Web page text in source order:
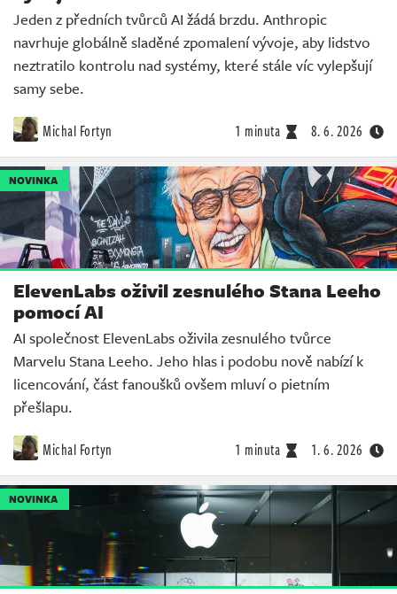
Jeden z předních tvůrců AI žádá brzdu. Anthropic
navrhuje globálně sladěné zpomalení vývoje, aby lidstvo
neztratilo kontrolu nad systémy, které stále víc vylepšují
samy sebe.
Michal Fortyn 1 minuta 8. 6. 2026
NOVINKA
ElevenLabs oživil zesnulého Stana Leeho
pomocí AI
AI společnost ElevenLabs oživila zesnulého tvůrce
Marvelu Stana Leeho. Jeho hlas i podobu nově nabízí k
licencování, část fanoušků ovšem mluví o pietním
přešlapu.
Michal Fortyn 1 minuta 1. 6. 2026
NOVINKA